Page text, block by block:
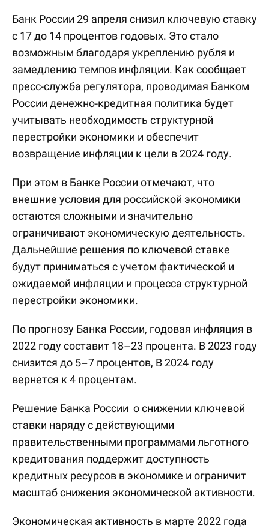
Банк России 29 апреля снизил ключевую ставку
с 17 до 14 процентов годовых. Это стало
возможным благодаря укреплению рубля и
замедлению темпов инфляции. Как сообщает
пресс-служба регулятора, проводимая Банком
России денежно-кредитная политика будет
учитывать необходимость структурной
перестройки экономики и обеспечит
возвращение инфляции к цели в 2024 году.
При этом в Банке России отмечают, что
внешние условия для российской экономики
остаются сложными и значительно
ограничивают экономическую деятельность.
Дальнейшие решения по ключевой ставке
будут приниматься с учетом фактической и
ожидаемой инфляции и процесса структурной
перестройки экономики.
По прогнозу Банка России, годовая инфляция в
2022 году составит 18–23 процента. В 2023 году
снизится до 5–7 процентов, В 2024 году
вернется к 4 процентам.
Решение Банка России о снижении ключевой
ставки наряду с действующими
правительственными программами льготного
кредитования поддержит доступность
кредитных ресурсов в экономике и ограничит
масштаб снижения экономической активности.
Экономическая активность в марте 2022 года